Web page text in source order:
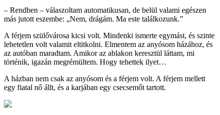
– Rendben – válaszoltam automatikusan, de belül valami egészen
más jutott eszembe: „Nem, drágám. Ma este találkozunk.”
A férjem szülővárosa kicsi volt. Mindenki ismerte egymást, és szinte
lehetetlen volt valamit eltitkolni. Elmentem az anyósom házához, és
az autóban maradtam. Amikor az ablakon keresztül láttam, mi
történik, igazán megrémültem. Hogy tehettek ilyet…
A házban nem csak az anyósom és a férjem volt. A férjem mellett
egy fiatal nő állt, és a karjában egy csecsemőt tartott.